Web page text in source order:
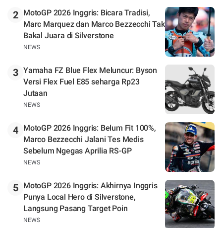
2
MotoGP 2026 Inggris: Bicara Tradisi,
Marc Marquez dan Marco Bezzecchi Tak
Bakal Juara di Silverstone
NEWS
3 Yamaha FZ Blue Flex Meluncur: Byson
Versi Flex Fuel E85 seharga Rp23
Jutaan
NEWS
4
MotoGP 2026 Inggris: Belum Fit 100%,
Marco Bezzecchi Jalani Tes Medis
Sebelum Ngegas Aprilia RS-GP
NEWS
5
MotoGP 2026 Inggris: Akhirnya Inggris
Punya Local Hero di Silverstone,
Langsung Pasang Target Poin
NEWS